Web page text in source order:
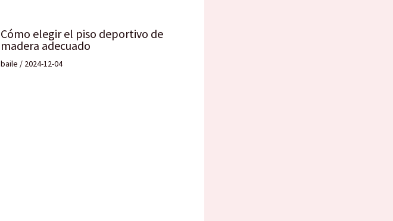
Cómo elegir el piso deportivo de
madera adecuado
baile / 2024-12-04